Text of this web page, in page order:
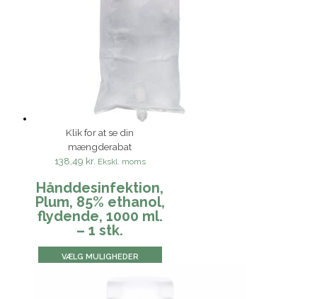
Klik for at se din
mængderabat
138,49 kr. Ekskl. moms
Hånddesinfektion,
Plum, 85% ethanol,
flydende, 1000 ml.
– 1 stk.
VÆLG MULIGHEDER